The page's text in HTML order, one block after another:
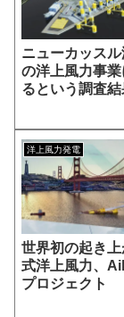
ニューカッス
の洋上風力事
るという調査結
洋上風力発電
世界初の起き
式洋上風力、
プロジェクト